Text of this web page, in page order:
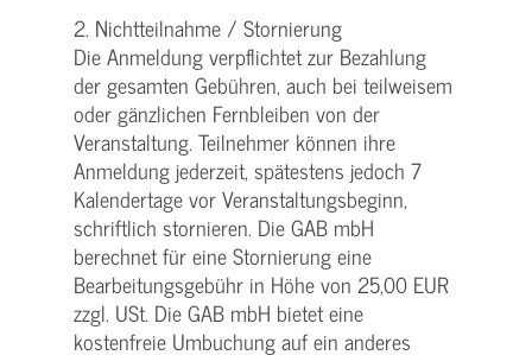
2. Nichtteilnahme / Stornierung
Die Anmeldung verpflichtet zur Bezahlung
der gesamten Gebühren, auch bei teilweisem
oder gänzlichen Fernbleiben von der
Veranstaltung. Teilnehmer können ihre
Anmeldung jederzeit, spätestens jedoch 7
Kalendertage vor Veranstaltungsbeginn,
schriftlich stornieren. Die GAB mbH
berechnet für eine Stornierung eine
Bearbeitungsgebühr in Höhe von 25,00 EUR
zzgl. USt. Die GAB mbH bietet eine
kostenfreie Umbuchung auf ein anderes